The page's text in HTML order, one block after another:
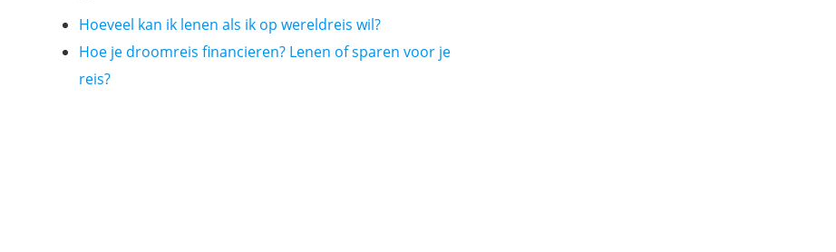
Hoeveel kan ik lenen als ik op wereldreis wil?
Hoe je droomreis financieren? Lenen of sparen voor je
reis?